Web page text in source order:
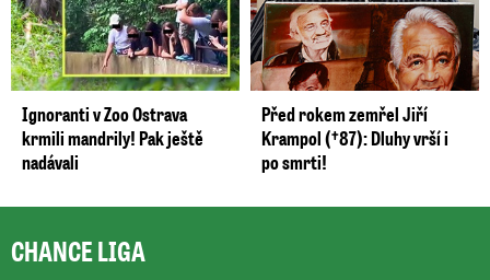
Ignoranti v Zoo Ostrava
krmili mandrily! Pak ještě
nadávali
Před rokem zemřel Jiří
Krampol (†87): Dluhy vrší i
po smrti!
CHANCE LIGA